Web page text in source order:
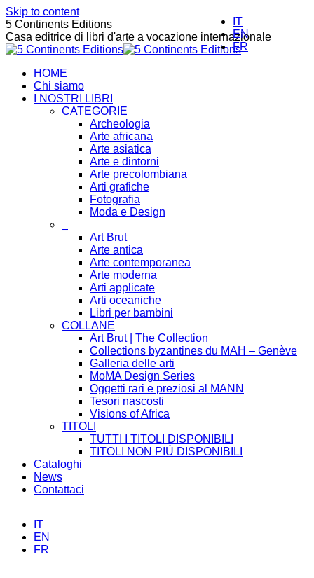
Skip to content
IT
EN
FR
5 Continents Editions
Casa editrice di libri d'arte a vocazione internazionale
HOME
Chi siamo
I NOSTRI LIBRI
CATEGORIE
Archeologia
Arte africana
Arte asiatica
Arte e dintorni
Arte precolombiana
Arti grafiche
Fotografia
Moda e Design
Art Brut
Arte antica
Arte contemporanea
Arte moderna
Arti applicate
Arti oceaniche
Libri per bambini
COLLANE
Art Brut | The Collection
Collections byzantines du MAH – Genève
Galleria delle arti
MoMA Design Series
Oggetti rari e preziosi al MANN
Tesori nascosti
Visions of Africa
TITOLI
TUTTI I TITOLI DISPONIBILI
TITOLI NON PIÚ DISPONIBILI
Cataloghi
News
Contattaci
IT
EN
FR